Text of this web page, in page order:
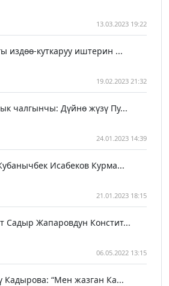
13.03.2023 19:22
издөө-куткаруу иштерин ...
19.02.2023 21:32
чалгынчы: Дүйнө жүзү Пу...
24.01.2023 14:39
Исабеков Курма...
21.01.2023 18:15
Садыр Жапаровдун Констит...
06.05.2022 13:15
“Мен жазган Ка...